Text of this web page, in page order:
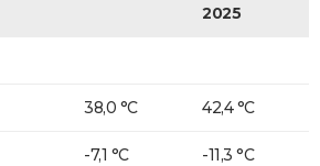
2025
38,0 °C 42,4 °C
-7,1 °C -11,3 °C